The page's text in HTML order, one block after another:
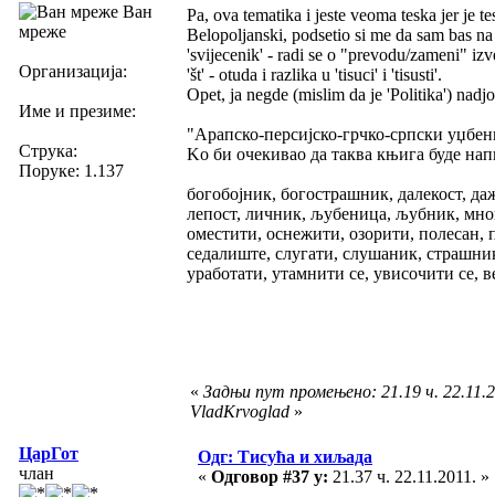
Ван
мреже
Организација:
Име и презиме:
Струка:
Поруке: 1.137
Pa, ova tematika i jeste veoma teska jer je
Belopoljanski, podsetio si me da sam bas
'svijecenik' - radi se o "prevodu/zameni"
'št' - otuda i razlika u 'tisuci' i 'tisusti'.
Opet, ja negde (mislim da je 'Politika')
"Арапско-персијско-грчко-српски
Kо би очекивао да таква књига буде
богобојник, богострашник, далекост,
лепост, личник, љубеница, љубник,
оместити, оснежити, озорити,
седалиште, слугати, слушаник,
уработати, утамнити се, увисочити се,
« Задњи пут промењено: 21.19 ч.
VladKrvoglad »
ЦарГот
члан
Одг: Тисућа и хиљада
« Одговор #37 у: 21.37 ч. 22.11.2011. »